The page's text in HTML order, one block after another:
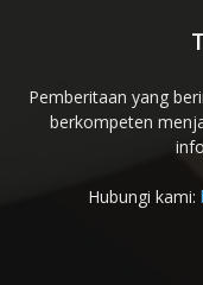
Pemberitaan yang
berkompeten
Hubungi kami: